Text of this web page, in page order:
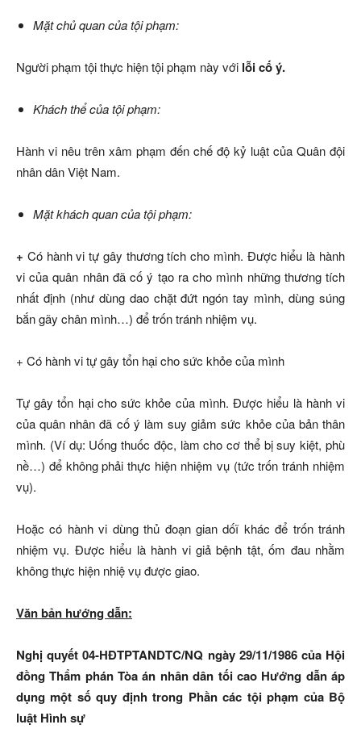
Mặt chủ quan của tội phạm:
Người phạm tội thực hiện tội phạm này với lỗi cố ý.
Khách thể của tội phạm:
Hành vi nêu trên xâm phạm đến chế độ kỷ luật của Quân đội
nhân dân Việt Nam.
Mặt khách quan của tội phạm:
+ Có hành vi tự gây thương tích cho mình. Được hiểu là hành
vi của quân nhân đã cố ý tạo ra cho mình những thương tích
nhất định (như dùng dao chặt đứt ngón tay mình, dùng súng
bắn gãy chân mình…) để trốn tránh nhiệm vụ.
+ Có hành vi tự gây tổn hại cho sức khỏe của mình
Tự gây tổn hại cho sức khỏe của mình. Được hiểu là hành vi
của quân nhân đã cố ý làm suy giảm sức khỏe của bản thân
mình. (Ví dụ: Uống thuốc độc, làm cho cơ thể bị suy kiệt, phù
nề…) để không phải thực hiện nhiệm vụ (tức trốn tránh nhiệm
vụ).
Hoặc có hành vi dùng thủ đoạn gian dốĩ khác để trốn tránh
nhiệm vụ. Được hiểu là hành vi giả bệnh tật, ốm đau nhằm
không thực hiện nhiệ vụ được giao.
Văn bản hướng dẫn:
Nghị quyết 04-HĐTPTANDTC/NQ ngày 29/11/1986 của Hội
đồng Thẩm phán Tòa án nhân dân tối cao Hướng dẫn áp
dụng một số quy định trong Phần các tội phạm của Bộ
luật Hình sự